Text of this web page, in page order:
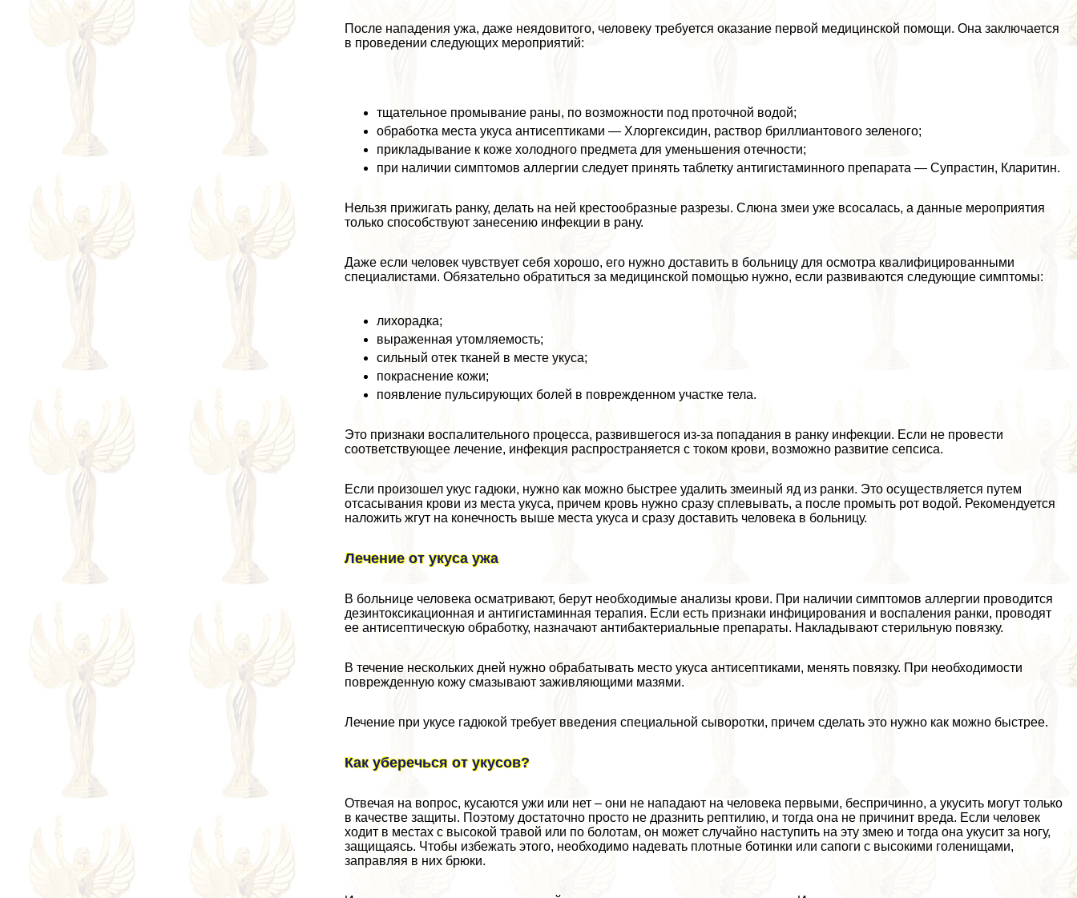
После нападения ужа, даже неядовитого, человеку требуется оказание первой медицинской помощи. Она заключается
в проведении следующих мероприятий:
тщательное промывание раны, по возможности под проточной водой;
обработка места укуса антисептиками — Хлоргексидин, раствор бриллиантового зеленого;
прикладывание к коже холодного предмета для уменьшения отечности;
при наличии симптомов аллергии следует принять таблетку антигистаминного препарата — Супрастин, Кларитин.
Нельзя прижигать ранку, делать на ней крестообразные разрезы. Слюна змеи уже всосалась, а данные мероприятия
только способствуют занесению инфекции в рану.
Даже если человек чувствует себя хорошо, его нужно доставить в больницу для осмотра квалифицированными
специалистами. Обязательно обратиться за медицинской помощью нужно, если развиваются следующие симптомы:
лихорадка;
выраженная утомляемость;
сильный отек тканей в месте укуса;
покраснение кожи;
появление пульсирующих болей в поврежденном участке тела.
Это признаки воспалительного процесса, развившегося из-за попадания в ранку инфекции. Если не провести
соответствующее лечение, инфекция распространяется с током крови, возможно развитие сепсиса.
Если произошел укус гадюки, нужно как можно быстрее удалить змеиный яд из ранки. Это осуществляется путем
отсасывания крови из места укуса, причем кровь нужно сразу сплевывать, а после промыть рот водой. Рекомендуется
наложить жгут на конечность выше места укуса и сразу доставить человека в больницу.
Лечение от укуса ужа
В больнице человека осматривают, берут необходимые анализы крови. При наличии симптомов аллергии проводится
дезинтоксикационная и антигистаминная терапия. Если есть признаки инфицирования и воспаления ранки, проводят
ее антисептическую обработку, назначают антибактериальные препараты. Накладывают стерильную повязку.
В течение нескольких дней нужно обpaбатывать место укуса антисептиками, менять повязку. При необходимости
поврежденную кожу смазывают заживляющими мазями.
Лечение при укусе гадюкой требует введения специальной сыворотки, причем сделать это нужно как можно быстрее.
Как уберечься от укусов?
Отвечая на вопрос, кусаются ужи или нет – они не нападают на человека первыми, беспричинно, а укусить могут только
в качестве защиты. Поэтому достаточно просто не дразнить рептилию, и тогда она не причинит вреда. Если человек
ходит в местах с высокой травой или по болотам, он может случайно наступить на эту змею и тогда она укусит за ногу,
защищаясь. Чтобы избежать этого, необходимо надевать плотные ботинки или сапоги с высокими голенищами,
заправляя в них брюки.